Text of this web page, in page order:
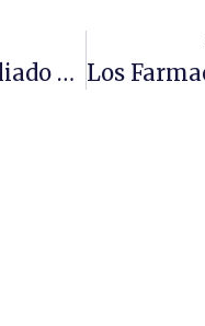
SIGRE, Aliado Estratégico Del Periodismo Medioambiental